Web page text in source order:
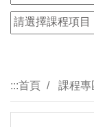
:::首頁 課程專